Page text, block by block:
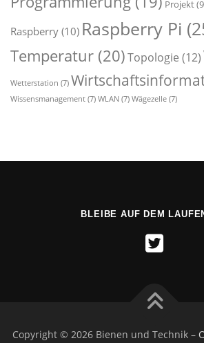
Projekt
Raspberry (10) Raspberry Pi
Temperatur (20)Topologie (12)
Wetterstation (7)
Wissensmanagement (7) WLAN (7) Wägezelle (7)
BLEIBE AUF DEM
Copyright © 2026 Bienen und Technik –